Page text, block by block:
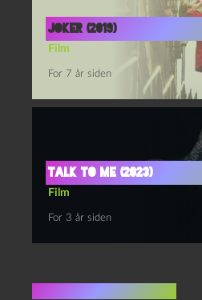
Joker (2019)
Film
For 7 år siden
Talk to me (2023)
Film
For 3 år siden